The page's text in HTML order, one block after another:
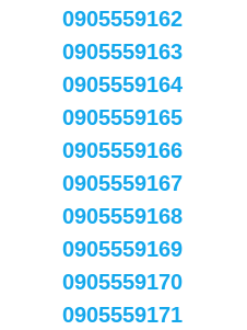
0905559162
0905559163
0905559164
0905559165
0905559166
0905559167
0905559168
0905559169
0905559170
0905559171